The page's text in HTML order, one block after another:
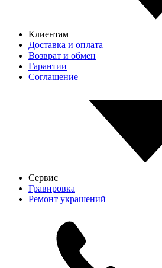
Клиентам
Доставка и оплата
Возврат и обмен
Гарантии
Соглашение
Сервис
Гравировка
Ремонт украшений